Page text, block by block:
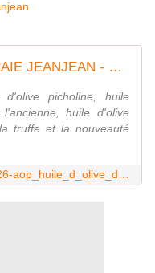
Nos Huiles d'Olives - OLIVERAIE JEANJEAN - MOULIN DES COSTIERES NIMES
picholine, huile
huile d'olive
truffe et la nouveauté